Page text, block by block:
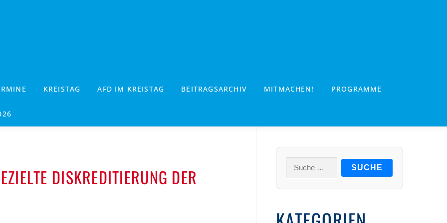
KREISTAG AFD IM KREISTAG BEITRAGSARCHIV MITMACHEN! PROGRAMME
DISKREDITIERUNG DER
Suche